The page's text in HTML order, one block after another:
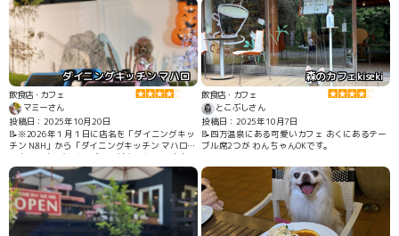
ダイニングキッチン マハロ
飲食店・カフェ
マミーさん
投稿日：2025年10月20日
📝※2026年１月１日に店名を「ダイニングキッ
チン N&H」から「ダイニングキッチン マハロ」
へ変更しました ドッグラン付きのカフェ 店内・
テラス席 駐車場あり 犬メニューあり。貸切OK
森のカフェkiseki
飲食店・カフェ
とこぶしさん
投稿日：2025年10月7日
📝四万温泉にある可愛いカフェ おくにあるテー
ブル席2つが わんちゃんOKです。